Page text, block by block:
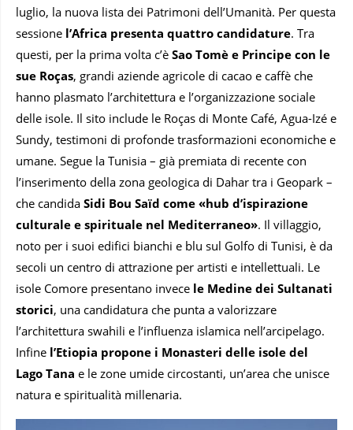
luglio, la nuova lista dei Patrimoni dell’Umanità. Per questa
sessione l’Africa presenta quattro candidature. Tra
questi, per la prima volta c’è Sao Tomè e Principe con le
sue Roças, grandi aziende agricole di cacao e caffè che
hanno plasmato l’architettura e l’organizzazione sociale
delle isole. Il sito include le Roças di Monte Café, Agua-Izé e
Sundy, testimoni di profonde trasformazioni economiche e
umane. Segue la Tunisia – già premiata di recente con
l’inserimento della zona geologica di Dahar tra i Geopark –
che candida Sidi Bou Saïd come «hub d’ispirazione
culturale e spirituale nel Mediterraneo». Il villaggio,
noto per i suoi edifici bianchi e blu sul Golfo di Tunisi, è da
secoli un centro di attrazione per artisti e intellettuali. Le
isole Comore presentano invece le Medine dei Sultanati
storici, una candidatura che punta a valorizzare
l’architettura swahili e l’influenza islamica nell’arcipelago.
Infine l’Etiopia propone i Monasteri delle isole del
Lago Tana e le zone umide circostanti, un’area che unisce
natura e spiritualità millenaria.